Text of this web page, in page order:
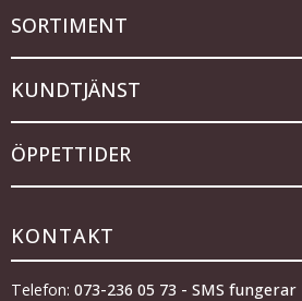
SORTIMENT
KUNDTJÄNST
ÖPPETTIDER
KONTAKT
Telefon: 073-236 05 73 - SMS fungerar